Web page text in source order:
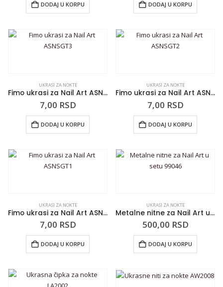
DODAJ U KORPU DODAJ U KORPU
UKRASI ZA NOKTE
Fimo ukrasi za Nail Art ASNSGT3
7,00 RSD
DODAJ U KORPU
UKRASI ZA NOKTE
Fimo ukrasi za Nail Art ASNSGT2
7,00 RSD
DODAJ U KORPU
UKRASI ZA NOKTE
Fimo ukrasi za Nail Art ASNSGT1
7,00 RSD
DODAJ U KORPU
UKRASI ZA NOKTE
Metalne nitne za Nail Art u setu 99046
500,00 RSD
DODAJ U KORPU